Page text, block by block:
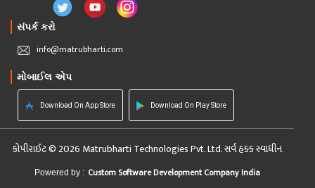
સંપર્ક કરો
info@matrubharti.com
મોબાઈલ એપ
Download On App Store Download On Play Store
કોપીરાઈટ © 2026 Matrubharti Technologies Pvt. Ltd. સર્વ હક્ક સ્વાધીન
Powered by : Custom Software Development Company India